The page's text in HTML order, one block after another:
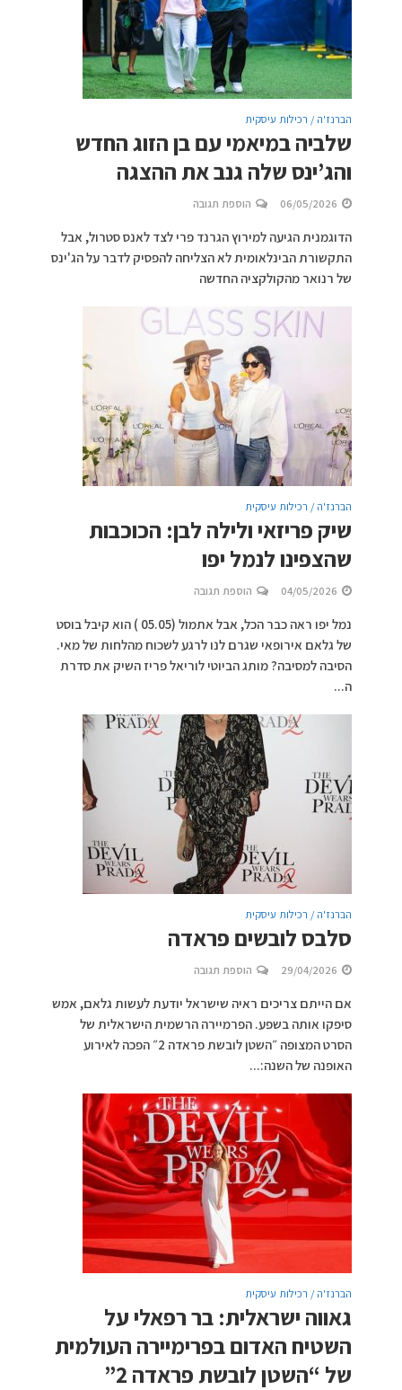
הברנז'ה / רכילות עיסקית
שלביה במיאמי עם בן הזוג החדש
והג’ינס שלה גנב את ההצגה
06/05/2026 הוספת תגובה
הדוגמנית הגיעה למירוץ הגרנד פרי לצד לאנס סטרול, אבל
התקשורת הבינלאומית לא הצליחה להפסיק לדבר על הג'ינס
של רנואר מהקולקציה החדשה
הברנז'ה / רכילות עיסקית
שיק פריזאי ולילה לבן: הכוכבות
שהצפינו לנמל יפו
04/05/2026 הוספת תגובה
נמל יפו ראה כבר הכל, אבל אתמול (05.05 ) הוא קיבל בוסט
של גלאם אירופאי שגרם לנו לרגע לשכוח מהלחות של מאי.
הסיבה למסיבה? מותג הביוטי לוריאל פריז השיק את סדרת
ה...
הברנז'ה / רכילות עיסקית
סלבס לובשים פראדה
29/04/2026 הוספת תגובה
אם הייתם צריכים ראיה שישראל יודעת לעשות גלאם, אמש
סיפקו אותה בשפע. הפרמיירה הרשמית הישראלית של
הסרט המצופה ״השטן לובשת פראדה 2״ הפכה לאירוע
האופנה של השנה:...
הברנז'ה / רכילות עיסקית
גאווה ישראלית: בר רפאלי על
השטיח האדום בפרימיירה העולמית
של “השטן לובשת פראדה 2”